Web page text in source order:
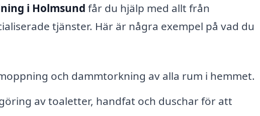
i Holmsund får du hjälp med allt från
tjänster. Här är några exempel på vad du
och dammtorkning av alla rum i hemmet.
av toaletter, handfat och duschar för att